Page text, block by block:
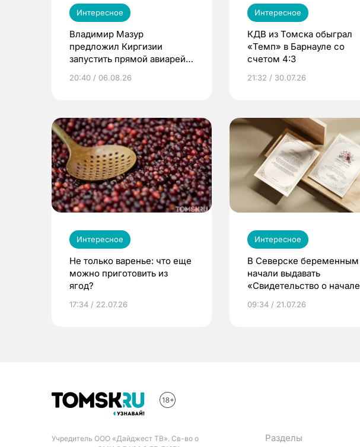
Интересное
Владимир Мазур
предложил Киргизии
запустить прямой авиарейс
20:40 / 06.08.26
Интересное
КДВ из Томска обыграл
«Темп» в Барнауле со
счетом 4:3
21:32 / 30.07.26
Интересное
Не только варенье: что еще
можно приготовить из
ягод?
17:34 / 22.07.26
Интересное
В Северске беременным
начали выдавать
«Свидетельство о начале
09:34 / 21.07.26
Учредитель ООО «Дайджест ТВ». Св-во о
Разделы